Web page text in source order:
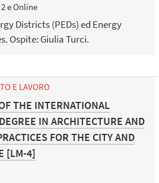
e Online
Districts (PEDs) ed Energy
Ospite: Giulia Turci.
E LAVORO
THE INTERNATIONAL
IN ARCHITECTURE AND
FOR THE CITY AND
[LM-4]